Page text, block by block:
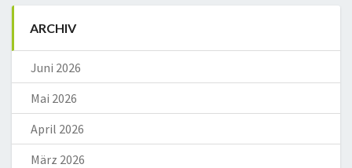
ARCHIV
Juni 2026
Mai 2026
April 2026
März 2026